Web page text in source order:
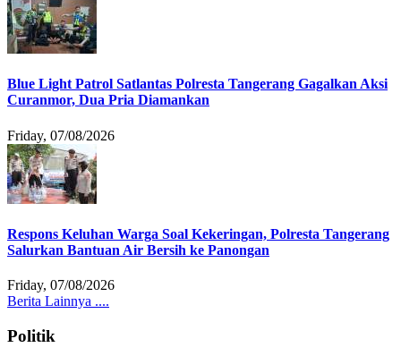
Blue Light Patrol Satlantas Polresta Tangerang Gagalkan Aksi
Curanmor, Dua Pria Diamankan
Friday, 07/08/2026
Respons Keluhan Warga Soal Kekeringan, Polresta Tangerang
Salurkan Bantuan Air Bersih ke Panongan
Friday, 07/08/2026
Berita Lainnya ....
Politik